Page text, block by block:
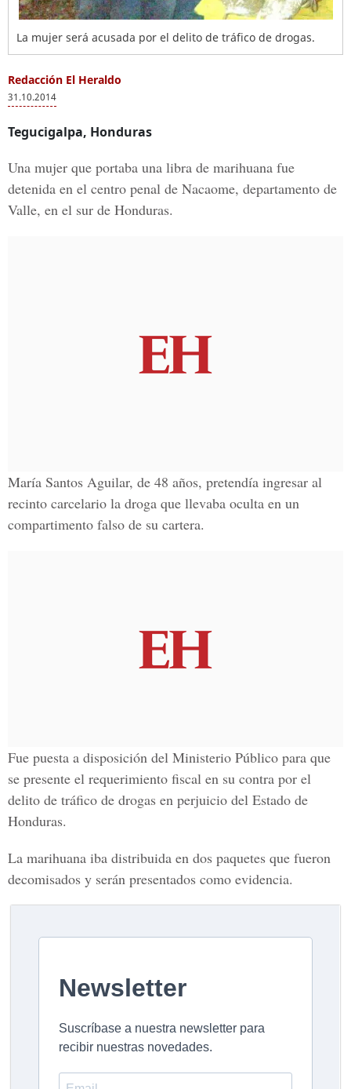
La mujer será acusada por el delito de tráfico de drogas.
Redacción El Heraldo
31.10.2014
Tegucigalpa, Honduras
Una mujer que portaba una libra de marihuana fue
detenida en el centro penal de Nacaome, departamento de
Valle, en el sur de Honduras.
María Santos Aguilar, de 48 años, pretendía ingresar al
recinto carcelario la droga que llevaba oculta en un
compartimento falso de su cartera.
Fue puesta a disposición del Ministerio Público para que
se presente el requerimiento fiscal en su contra por el
delito de tráfico de drogas en perjuicio del Estado de
Honduras.
La marihuana iba distribuida en dos paquetes que fueron
decomisados y serán presentados como evidencia.